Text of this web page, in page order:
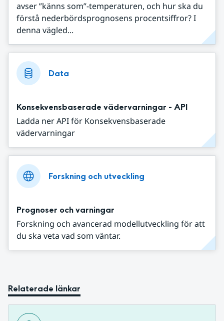
avser ”känns som”-temperaturen, och hur ska du
förstå nederbördsprognosens procentsiffror? I
denna vägled...
Data
Konsekvensbaserade vädervarningar - API
Ladda ner API för Konsekvensbaserade
vädervarningar
Forskning och utveckling
Prognoser och varningar
Forskning och avancerad modellutveckling för att
du ska veta vad som väntar.
Relaterade länkar